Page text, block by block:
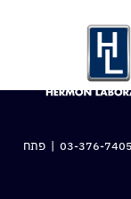
03-376-7405 | פתח